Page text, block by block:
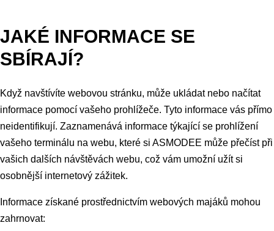
JAKÉ INFORMACE SE
SBÍRAJÍ?
Když navštívíte webovou stránku, může ukládat nebo načítat
informace pomocí vašeho prohlížeče. Tyto informace vás přímo
neidentifikují. Zaznamenává informace týkající se prohlížení
vašeho terminálu na webu, které si ASMODEE může přečíst při
vašich dalších návštěvách webu, což vám umožní užít si
osobnější internetový zážitek.
Informace získané prostřednictvím webových majáků mohou
zahrnovat: